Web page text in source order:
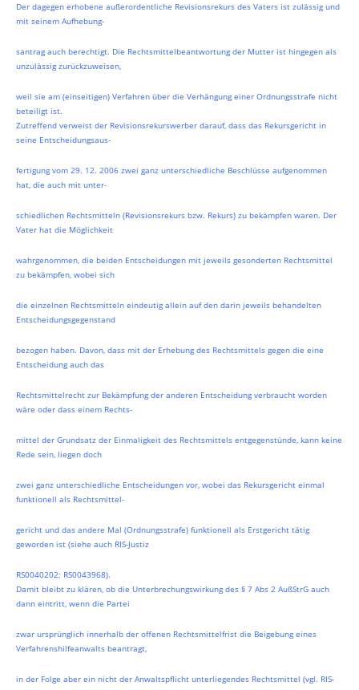
Der dagegen erhobene außerordentliche Revisionsrekurs des Vaters ist zulässig und
mit seinem Aufhebung-
santrag auch berechtigt. Die Rechtsmittelbeantwortung der Mutter ist hingegen als
unzulässig zurückzuweisen,
weil sie am (einseitigen) Verfahren über die Verhängung einer Ordnungsstrafe nicht
beteiligt ist.
Zutreffend verweist der Revisionsrekurswerber darauf, dass das Rekursgericht in
seine Entscheidungsaus-
fertigung vom 29. 12. 2006 zwei ganz unterschiedliche Beschlüsse aufgenommen
hat, die auch mit unter-
schiedlichen Rechtsmitteln (Revisionsrekurs bzw. Rekurs) zu bekämpfen waren. Der
Vater hat die Möglichkeit
wahrgenommen, die beiden Entscheidungen mit jeweils gesonderten Rechtsmittel
zu bekämpfen, wobei sich
die einzelnen Rechtsmitteln eindeutig allein auf den darin jeweils behandelten
Entscheidungsgegenstand
bezogen haben. Davon, dass mit der Erhebung des Rechtsmittels gegen die eine
Entscheidung auch das
Rechtsmittelrecht zur Bekämpfung der anderen Entscheidung verbraucht worden
wäre oder dass einem Rechts-
mittel der Grundsatz der Einmaligkeit des Rechtsmittels entgegenstünde, kann keine
Rede sein, liegen doch
zwei ganz unterschiedliche Entscheidungen vor, wobei das Rekursgericht einmal
funktionell als Rechtsmittel-
gericht und das andere Mal (Ordnungsstrafe) funktionell als Erstgericht tätig
geworden ist (siehe auch RIS-Justiz
RS0040202; RS0043968).
Damit bleibt zu klären, ob die Unterbrechungswirkung des § 7 Abs 2 AußStrG auch
dann eintritt, wenn die Partei
zwar ursprünglich innerhalb der offenen Rechtsmittelfrist die Beigebung eines
Verfahrenshilfeanwalts beantragt,
in der Folge aber ein nicht der Anwaltspflicht unterliegendes Rechtsmittel (vgl. RIS-